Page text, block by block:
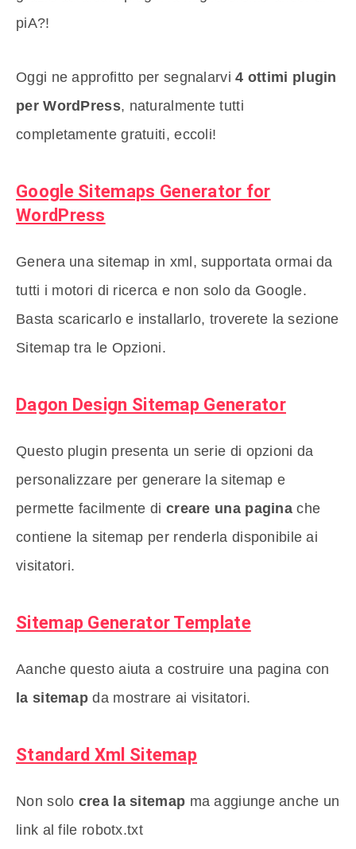
piA?!
Oggi ne approfitto per segnalarvi4 ottimi plugin
per WordPress, naturalmente tutti
completamente gratuiti, eccoli!
Google Sitemaps Generator for
WordPress
Genera una sitemap in xml, supportata ormai da
tutti i motori di ricerca e non solo da Google.
Basta scaricarlo e installarlo, troverete la sezione
Sitemap tra le Opzioni.
Dagon Design Sitemap Generator
Questo plugin presenta un serie di opzioni da
personalizzare per generare la sitemap e
permette facilmente di creare una paginache
contiene la sitemap per renderla disponibile ai
visitatori.
Sitemap Generator Template
Aanche questo aiuta a costruire una pagina con
la sitemap da mostrare ai visitatori.
Standard Xml Sitemap
Non solo crea la sitemap ma aggiunge anche un
link al file robotx.txt